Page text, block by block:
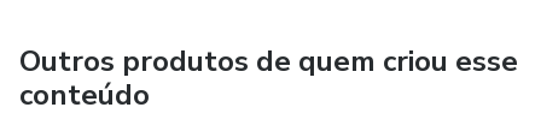
Outros produtos de quem criou esse
conteúdo